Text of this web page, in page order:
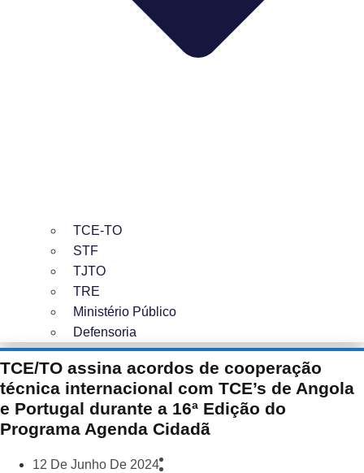
TCE-TO
STF
TJTO
TRE
Ministério Público
Defensoria
TCE/TO assina acordos de cooperação
técnica internacional com TCE’s de Angola
e Portugal durante a 16ª Edição do
Programa Agenda Cidadã
12 De Junho De 2024